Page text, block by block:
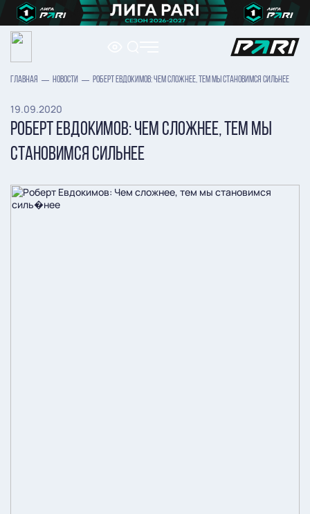
ГЛАВНАЯ НОВОСТИ РОБЕРТ ЕВДОКИМОВ: ЧЕМ СЛОЖНЕЕ, ТЕМ МЫ СТАНОВИМСЯ СИЛЬНЕЕ
19.09.2020
РОБЕРТ ЕВДОКИМОВ: ЧЕМ СЛОЖНЕЕ, ТЕМ МЫ
СТАНОВИМСЯ СИЛЬНЕЕ